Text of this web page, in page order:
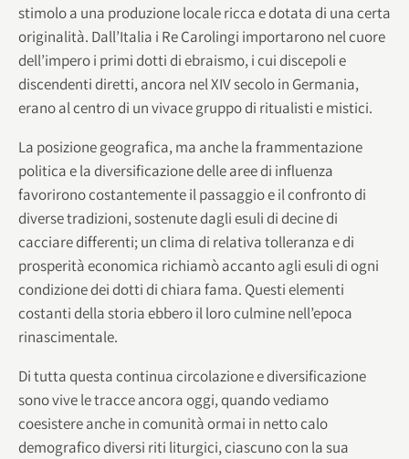
stimolo a una produzione locale ricca e dotata di una certa
originalità. Dall’Italia i Re Carolingi importarono nel cuore
dell’impero i primi dotti di ebraismo, i cui discepoli e
discendenti diretti, ancora nel XIV secolo in Germania,
erano al centro di un vivace gruppo di ritualisti e mistici.
La posizione geografica, ma anche la frammentazione
politica e la diversificazione delle aree di influenza
favorirono costantemente il passaggio e il confronto di
diverse tradizioni, sostenute dagli esuli di decine di
cacciare differenti; un clima di relativa tolleranza e di
prosperità economica richiamò accanto agli esuli di ogni
condizione dei dotti di chiara fama. Questi elementi
costanti della storia ebbero il loro culmine nell’epoca
rinascimentale.
Di tutta questa continua circolazione e diversificazione
sono vive le tracce ancora oggi, quando vediamo
coesistere anche in comunità ormai in netto calo
demografico diversi riti liturgici, ciascuno con la sua